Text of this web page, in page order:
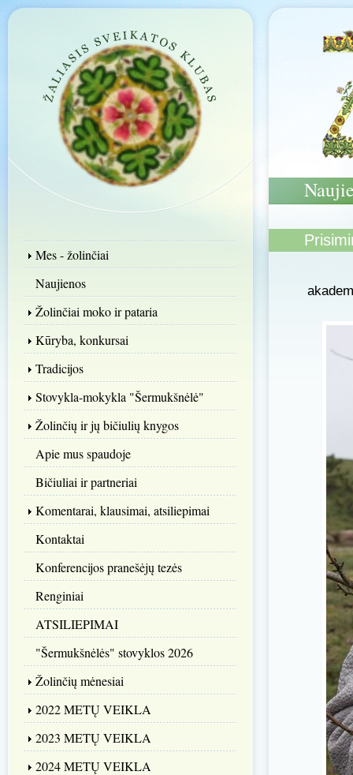
Mes - žolinčiai
Naujienos
Žolinčiai moko ir pataria
Kūryba, konkursai
Tradicijos
Stovykla-mokykla "Šermukšnėlė"
Žolinčių ir jų bičiulių knygos
Apie mus spaudoje
Bičiuliai ir partneriai
Komentarai, klausimai, atsiliepimai
Kontaktai
Konferencijos pranešėjų tezės
Renginiai
ATSILIEPIMAI
"Šermukšnėlės" stovyklos 2026
Žolinčių mėnesiai
2022 METŲ VEIKLA
2023 METŲ VEIKLA
2024 METŲ VEIKLA